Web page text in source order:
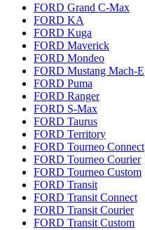
FORD Grand C-Max
FORD KA
FORD Kuga
FORD Maverick
FORD Mondeo
FORD Mustang Mach-E
FORD Puma
FORD Ranger
FORD S-Max
FORD Taurus
FORD Territory
FORD Tourneo Connect
FORD Tourneo Courier
FORD Tourneo Custom
FORD Transit
FORD Transit Connect
FORD Transit Courier
FORD Transit Custom